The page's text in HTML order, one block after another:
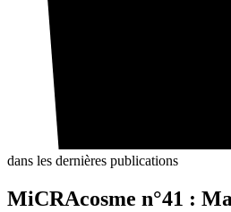
dans les dernières publications
MiCRAcosme n°41 :